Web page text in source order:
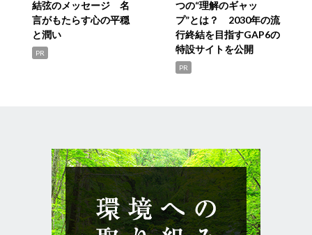
結弦のメッセージ 名
言がもたらす心の平穏
と潤い
PR
つの“理解のギャッ
プ”とは？ 2030年の流
行終結を目指すGAP6の
特設サイトを公開
PR